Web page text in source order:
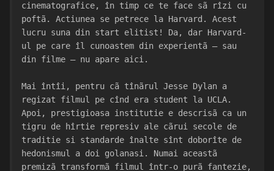
cinematografice, în timp ce te face sã rîzi cu
poftã. Actiunea se petrece la Harvard. Acest
lucru suna din start elitist! Da, dar Harvard-
ul pe care îl cunoastem din experientã – sau
din filme – nu apare aici.
Mai întîi, pentru cã tînãrul Jesse Dylan a
regizat filmul pe cînd era student la UCLA.
Apoi, prestigioasa institutie e descrisã ca un
tigru de hîrtie represiv ale cãrui secole de
traditie si standarde înalte sînt doborîte de
hedonismul a doi golanasi. Numai aceastã
premizã transformã filmul într-o purã fantezie,